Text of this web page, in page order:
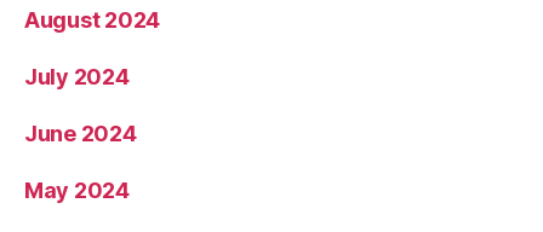
August 2024
July 2024
June 2024
May 2024